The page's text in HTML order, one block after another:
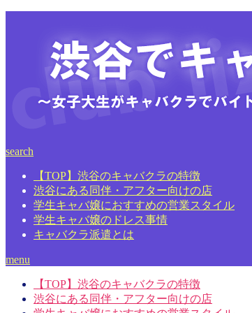
search
【TOP】渋谷のキャバクラの特徴
渋谷にある同伴・アフター向けの店
学生キャバ嬢におすすめの営業スタイル
学生キャバ嬢のドレス事情
キャバクラ派遣とは
menu
【TOP】渋谷のキャバクラの特徴
渋谷にある同伴・アフター向けの店